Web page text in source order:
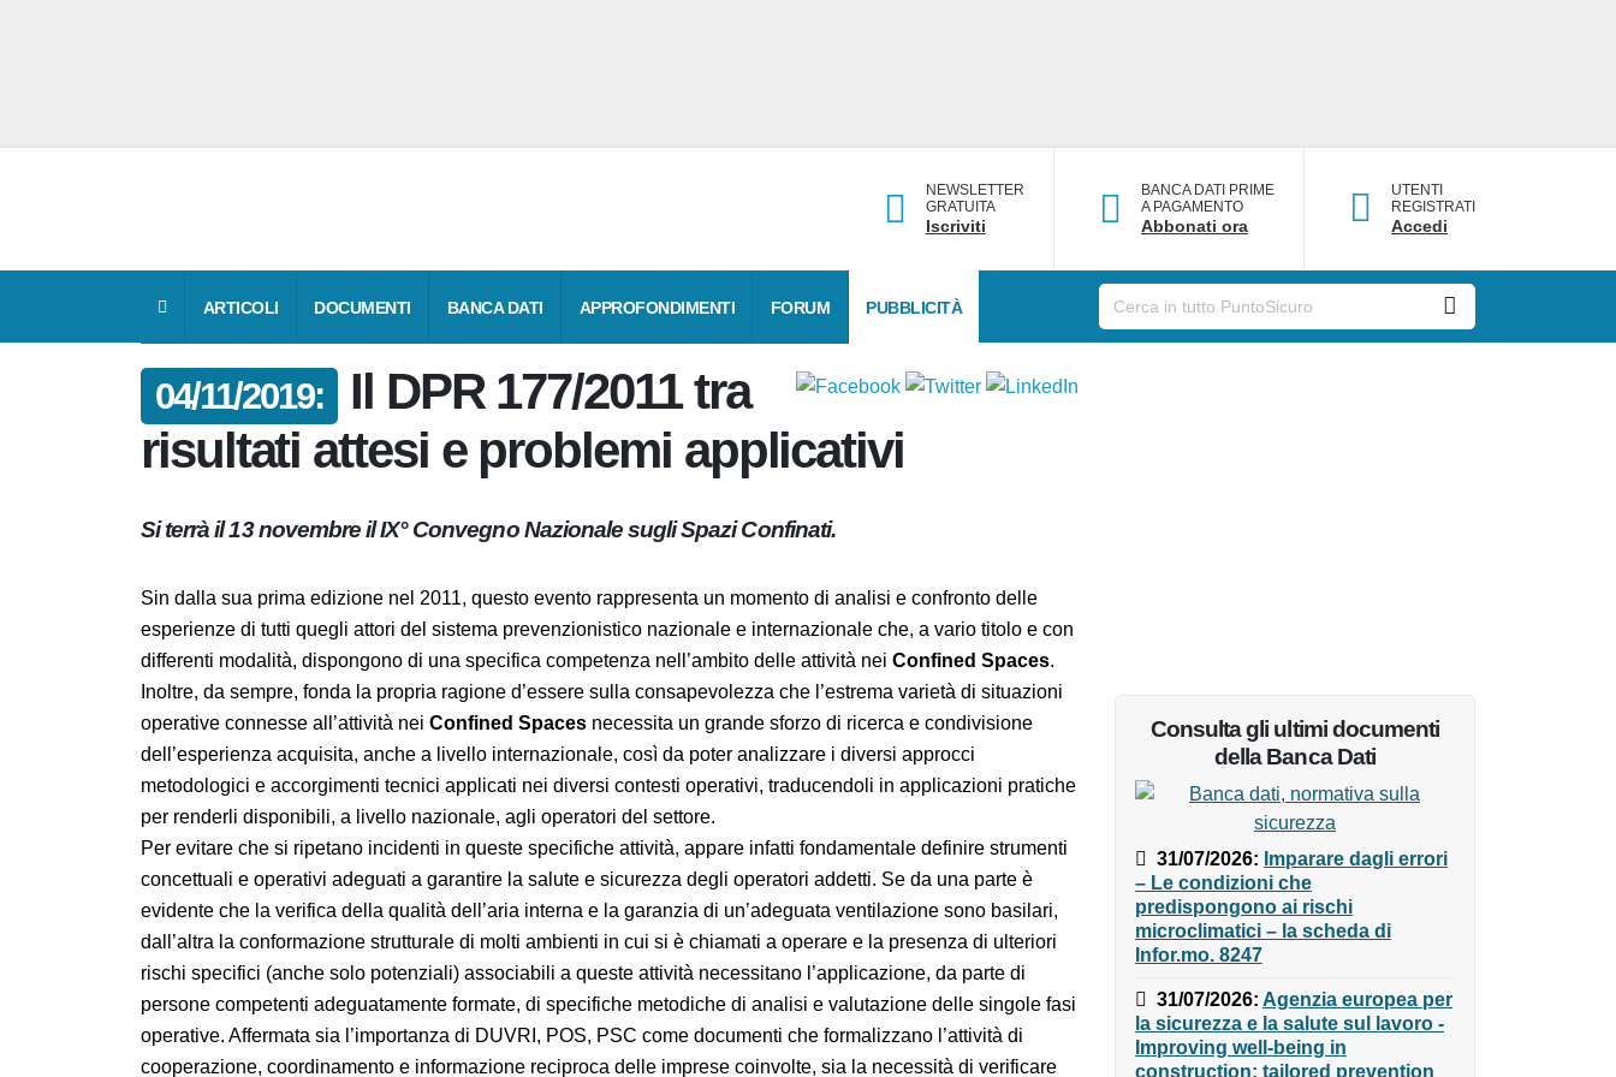
NEWSLETTER
GRATUITA
Iscriviti
BANCA DATI PRIME
A PAGAMENTO
Abbonati ora
UTENTI
REGISTRATI
Accedi
ARTICOLI DOCUMENTI BANCA DATI APPROFONDIMENTI FORUM PUBBLICITÀ
04/11/2019:
Il DPR 177/2011
tra risultati attesi e problemi applicativi
Si terrà il 13 novembre il IX° Convegno Nazionale sugli Spazi Confinati.
Sin dalla sua prima edizione nel 2011, questo evento rappresenta un momento di analisi e confronto
delle esperienze di tutti quegli attori del sistema prevenzionistico nazionale e internazionale che, a
vario titolo e con differenti modalità, dispongono di una specifica competenza nell’ambito delle attività
neiConfined Spaces. Inoltre, da sempre, fonda la propria ragione d’essere sulla consapevolezza che
l’estrema varietà di situazioni operative connesse all’attività neiConfined Spacesnecessita un grande
sforzo di ricerca e condivisione dell’esperienza acquisita, anche a livello internazionale, così da poter
analizzare i diversi approcci metodologici e accorgimenti tecnici applicati nei diversi contesti operativi,
traducendoli in applicazioni pratiche per renderli disponibili, a livello nazionale, agli operatori del
settore.
Per evitare che si ripetano incidenti in queste specifiche attività, appare infatti fondamentale definire
strumenti concettuali e operativi adeguati a garantire la salute e sicurezza degli operatori addetti. Se da
una parte è evidente che la verifica della qualità dell’aria interna e la garanzia di un’adeguata
ventilazione sono basilari, dall’altra la conformazione strutturale di molti ambienti in cui si è chiamati a
operare e la presenza di ulteriori rischi specifici (anche solo potenziali) associabili a queste attività
necessitano l’applicazione, da parte di persone competenti adeguatamente formate, di specifiche
Consulta gli ultimi documenti
della Banca Dati
31/07/2026:Imparare dagli
errori – Le condizioni che
predispongono ai rischi
microclimatici – la scheda di
Infor.mo. 8247
31/07/2026:Agenzia europea
per la sicurezza e la salute sul
lavoro - Improving well-being in